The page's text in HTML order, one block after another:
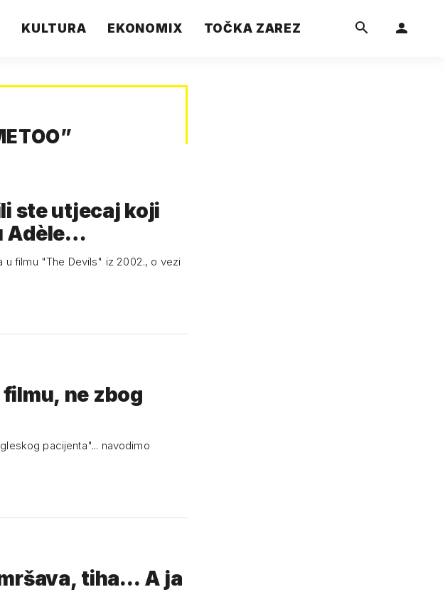
KULTURA EKONOMIX TOČKA ZAREZ
”
ste utjecaj koji
Adèle…
u filmu "The Devils" iz 2002., o vezi
ne zbog
pacijenta"... navodimo
tiha... A ja